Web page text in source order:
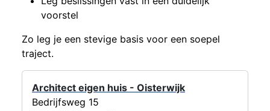
voorstel
Zo leg je een stevige basis voor een soepel
traject.
Architect eigen huis - Oisterwijk
Bedrijfsweg 15